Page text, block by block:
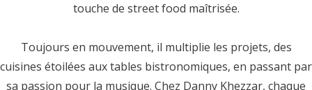
touche de street food maîtrisée.
Toujours en mouvement, il multiplie les projets, des
cuisines étoilées aux tables bistronomiques, en passant par
sa passion pour la musique. Chez Danny Khezzar, chaque